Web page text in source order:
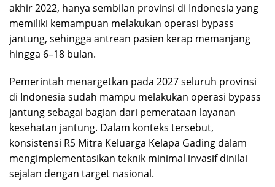
akhir 2022, hanya sembilan provinsi di Indonesia yang
memiliki kemampuan melakukan operasi bypass
jantung, sehingga antrean pasien kerap memanjang
hingga 6–18 bulan.
Pemerintah menargetkan pada 2027 seluruh provinsi
di Indonesia sudah mampu melakukan operasi bypass
jantung sebagai bagian dari pemerataan layanan
kesehatan jantung. Dalam konteks tersebut,
konsistensi RS Mitra Keluarga Kelapa Gading dalam
mengimplementasikan teknik minimal invasif dinilai
sejalan dengan target nasional.